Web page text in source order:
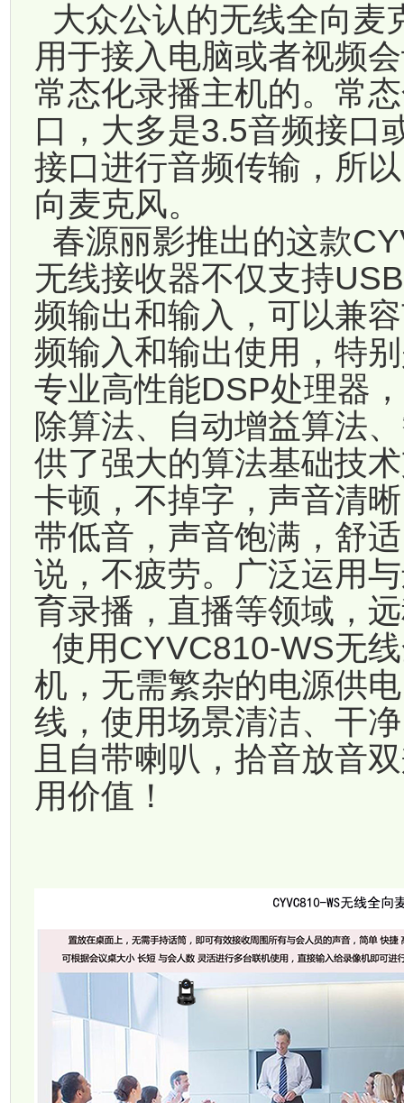
大众公认的无线全向麦
用于接入电脑或者视频
常态化录播主机的。常
口，大多是3.5音频接口
接口进行音频传输，所
向麦克风。
春源丽影推出的这款
无线接收器不仅支持
频输出和输入，可以兼
频输入和输出使用，特
专业高性能DSP处理器
除算法、自动增益算法
供了强大的算法基础技
卡顿，不掉字，声音清
带低音，声音饱满，舒
说，不疲劳。广泛运用
育录播，直播等领域，
使用CYVC810-WS无
机，无需繁杂的电源供
线，使用场景清洁、干
且自带喇叭，拾音放音
用价值！